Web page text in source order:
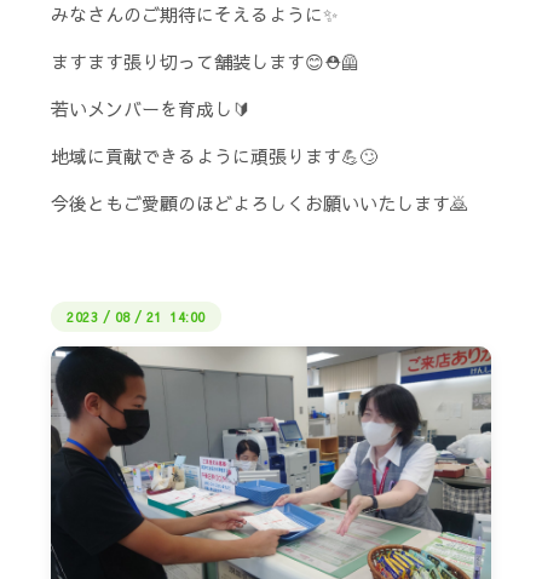
みなさんのご期待にそえるように✨
ますます張り切って舗装します😊⛑️🦺
若いメンバーを育成し🔰
地域に貢献できるように頑張ります💪🙄
今後ともご愛顧のほどよろしくお願いいたします🙇
2023 / 08/ 21 14:00